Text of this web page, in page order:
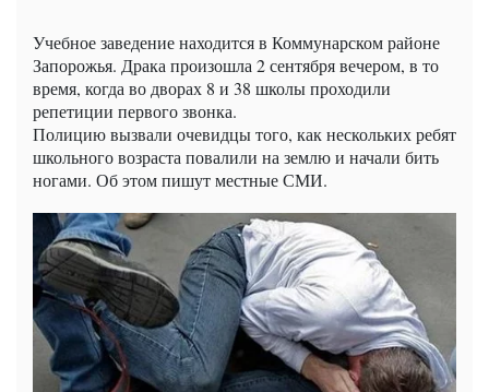
Учебное заведение находится в Коммунарском районе
Запорожья. Драка произошла 2 сентября вечером, в то
время, когда во дворах 8 и 38 школы проходили
репетиции первого звонка.
Полицию вызвали очевидцы того, как нескольких ребят
школьного возраста повалили на землю и начали бить
ногами. Об этом пишут местные СМИ.